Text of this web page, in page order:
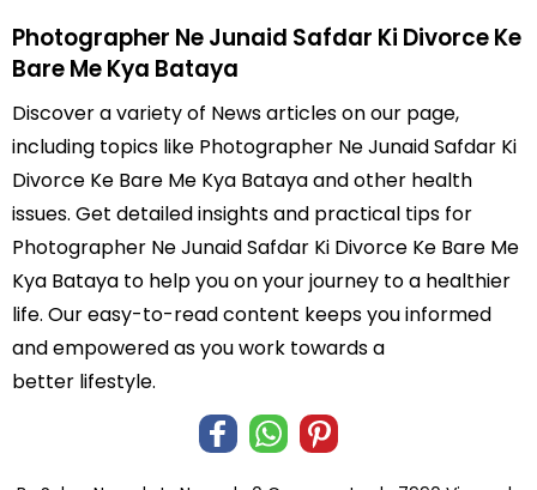
Photographer Ne Junaid Safdar Ki Divorce Ke
Bare Me Kya Bataya
Discover a variety of News articles on our page,
including topics like Photographer Ne Junaid Safdar Ki
Divorce Ke Bare Me Kya Bataya and other health
issues. Get detailed insights and practical tips for
Photographer Ne Junaid Safdar Ki Divorce Ke Bare Me
Kya Bataya to help you on your journey to a healthier
life. Our easy-to-read content keeps you informed
and empowered as you work towards a
better lifestyle.